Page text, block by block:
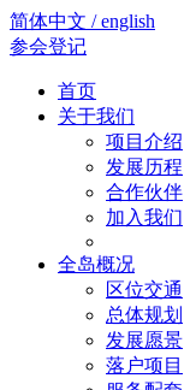
简体中文 / english
参会登记
首页
关于我们
项目介绍
发展历程
合作伙伴
加入我们
全岛概况
区位交通
总体规划
发展愿景
落户项目